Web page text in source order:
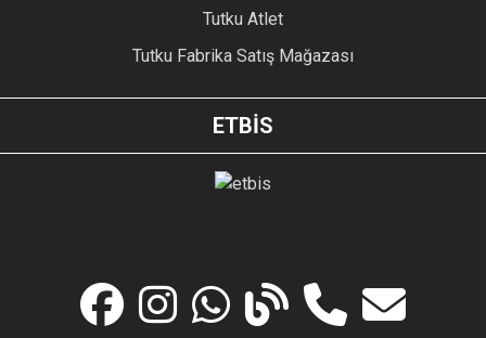
Tutku Atlet
Tutku Fabrika Satış Mağazası
ETBİS